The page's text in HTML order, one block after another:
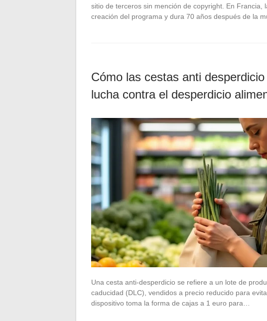
sitio de terceros sin mención de copyright. En Francia,
creación del programa y dura 70 años después de la
Cómo las cestas anti
lucha contra el desperdicio
Una cesta anti-desperdicio se refiere a un lote de
caducidad (DLC), vendidos a precio reducido para
dispositivo toma la forma de cajas a 1 euro para…